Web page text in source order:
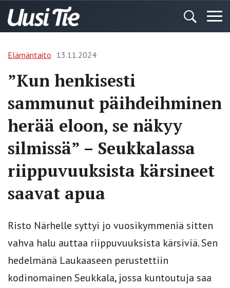
Elämäntaito 13.11.2024
”Kun henkisesti
sammunut päihdeihminen
herää eloon, se näkyy
silmissä” – Seukkalassa
riippuvuuksista kärsineet
saavat apua
Risto Närhelle syttyi jo vuosikymmeniä sitten
vahva halu auttaa riippuvuuksista kärsiviä. Sen
hedelmänä Laukaaseen perustettiin
kodinomainen Seukkala, jossa kuntoutuja saa